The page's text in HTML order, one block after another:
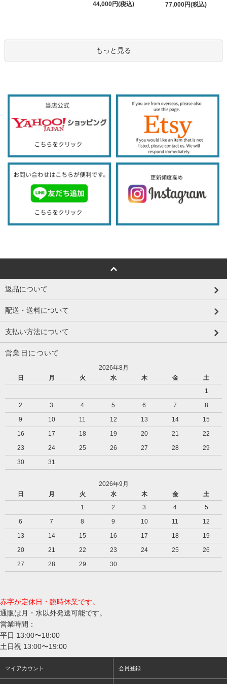
44,000円(税込)
77,000円(税込)
もっと見る
返品について
配送・送料について
支払い方法について
営業日について
2026年8月
日
月 火 水 木 金
土
1
2
3 4 5 6 7
8
9
10 11 12 13 14
15
16
17 18 19 20 21
22
23
24 25 26 27 28
29
30
31
2026年9月
日
月 火 水 木 金
土
1
2 3 4
5
6
7 8 9 10 11
12
13
14 15 16 17 18
19
20
21 22 23 24 25
26
27
28 29 30
赤字が定休日・臨時休業です。
通販は月・水以外発送可能です。
営業時間：
平日 13:00〜18:00
土日祝 13:00〜19:00
マイアカウント 会員登録